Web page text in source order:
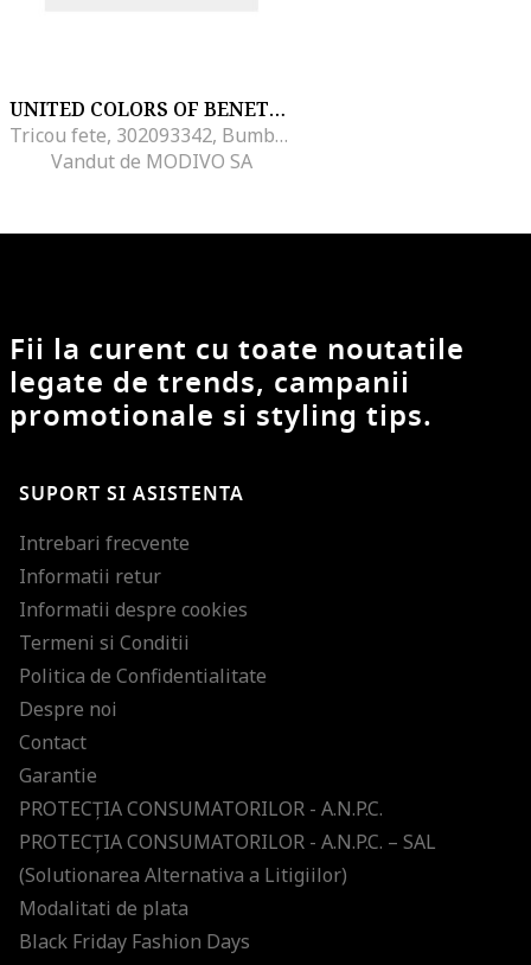
UNITED COLORS OF BENETTON
Tricou fete, 302093342, Bumbac, Negru, Negru
Vandut de MODIVO SA
Fii la curent cu toate noutatile
legate de trends, campanii
promotionale si styling tips.
SUPORT SI ASISTENTA
Intrebari frecvente
Informatii retur
Informatii despre cookies
Termeni si Conditii
Politica de Confidentialitate
Despre noi
Contact
Garantie
PROTECŢIA CONSUMATORILOR - A.N.P.C.
PROTECŢIA CONSUMATORILOR - A.N.P.C. – SAL
(Solutionarea Alternativa a Litigiilor)
Modalitati de plata
Black Friday Fashion Days